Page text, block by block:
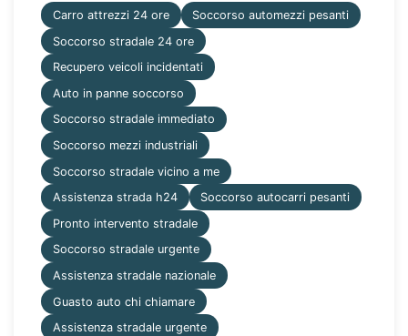
Carro attrezzi 24 ore
Soccorso automezzi pesanti
Soccorso stradale 24 ore
Recupero veicoli incidentati
Auto in panne soccorso
Soccorso stradale immediato
Soccorso mezzi industriali
Soccorso stradale vicino a me
Assistenza strada h24
Soccorso autocarri pesanti
Pronto intervento stradale
Soccorso stradale urgente
Assistenza stradale nazionale
Guasto auto chi chiamare
Assistenza stradale urgente